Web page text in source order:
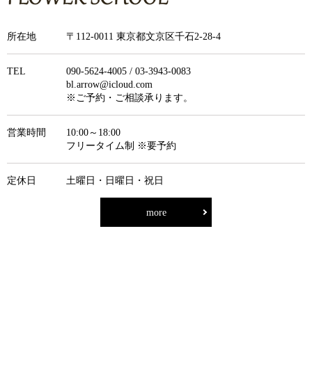
所在地 〒112-0011 東京都文京区千石2-28-4
TEL
090-5624-4005 / 03-3943-0083
bl.arrow@icloud.com
※ご予約・ご相談承ります。
営業時間
10:00～18:00
フリータイム制 ※要予約
定休日 土曜日・日曜日・祝日
more